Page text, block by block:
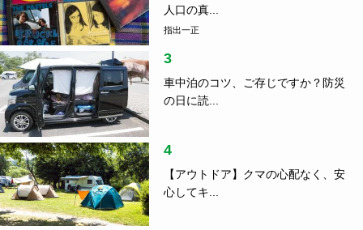
人口の真...
指出一正
3
車中泊のコツ、ご存じですか？防災
の日に読...
4
【アウトドア】クマの心配なく、安
心してキ...